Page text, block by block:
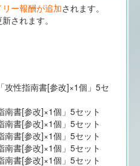
リー報酬が追加されます。
されます。
攻性指南書[参改]×1個」5セ
書[参改]×1個」5セット
書[参改]×1個」5セット
書[参改]×1個」5セット
書[参改]×1個」5セット
書[参改]×1個」5セット